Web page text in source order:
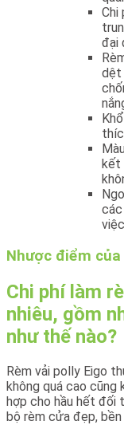
Chi
đại
dệt
kết
các
Nhược điểm
Chi phí làm
nhiêu, gồm
như thế nào?
Rèm vải polly Eigo
không quá cao cũng
hợp cho hầu hết đối
bộ rèm cửa đẹp, bền